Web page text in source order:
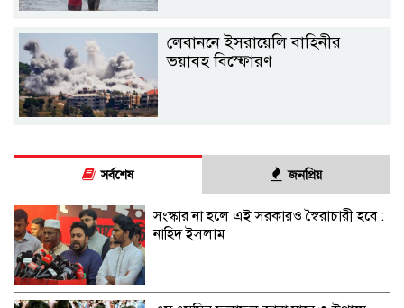
লেবাননে ইসরায়েলি বাহিনীর
ভয়াবহ বিস্ফোরণ
সর্বশেষ জনপ্রিয়
সংস্কার না হলে এই সরকারও স্বৈরাচারী হবে :
নাহিদ ইসলাম